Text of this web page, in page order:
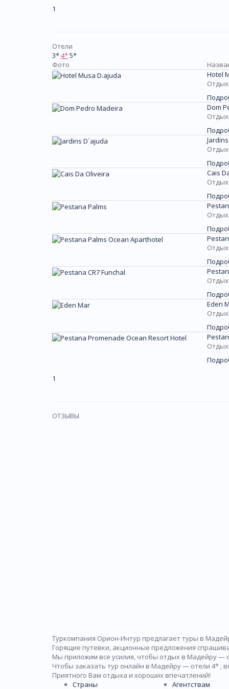
1
Отели
3*4*5*
Фото
Hotel
Отдых
Dom
Отдых
Отдых
Cais
Отдых
Отдых
Отдых
Отдых
Eden
Отдых
Отдых
1
ОТЗЫВЫ
Туркомпания Орион-Интур предлагает туры в
Горящие путевки, акционные предложения
Мы приложим все усилия, чтобы отдых в Мадейру —
Чтобы заказать тур онлайн в Мадейру — отели 4* ,
Приятного Вам отдыха и хороших впечатлений!
Страны
Агентствам